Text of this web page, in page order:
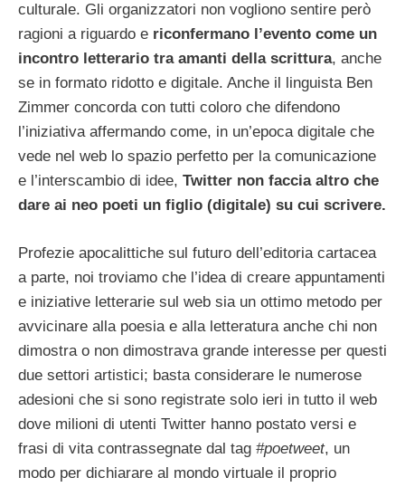
culturale. Gli organizzatori non vogliono sentire però
ragioni a riguardo e riconfermano l’evento come un
incontro letterario tra amanti della scrittura, anche
se in formato ridotto e digitale. Anche il linguista Ben
Zimmer concorda con tutti coloro che difendono
l’iniziativa affermando come, in un’epoca digitale che
vede nel web lo spazio perfetto per la comunicazione
e l’interscambio di idee, Twitter non faccia altro che
dare ai neo poeti un figlio (digitale) su cui scrivere.
Profezie apocalittiche sul futuro dell’editoria cartacea
a parte, noi troviamo che l’idea di creare appuntamenti
e iniziative letterarie sul web sia un ottimo metodo per
avvicinare alla poesia e alla letteratura anche chi non
dimostra o non dimostrava grande interesse per questi
due settori artistici; basta considerare le numerose
adesioni che si sono registrate solo ieri in tutto il web
dove milioni di utenti Twitter hanno postato versi e
frasi di vita contrassegnate dal tag #poetweet, un
modo per dichiarare al mondo virtuale il proprio